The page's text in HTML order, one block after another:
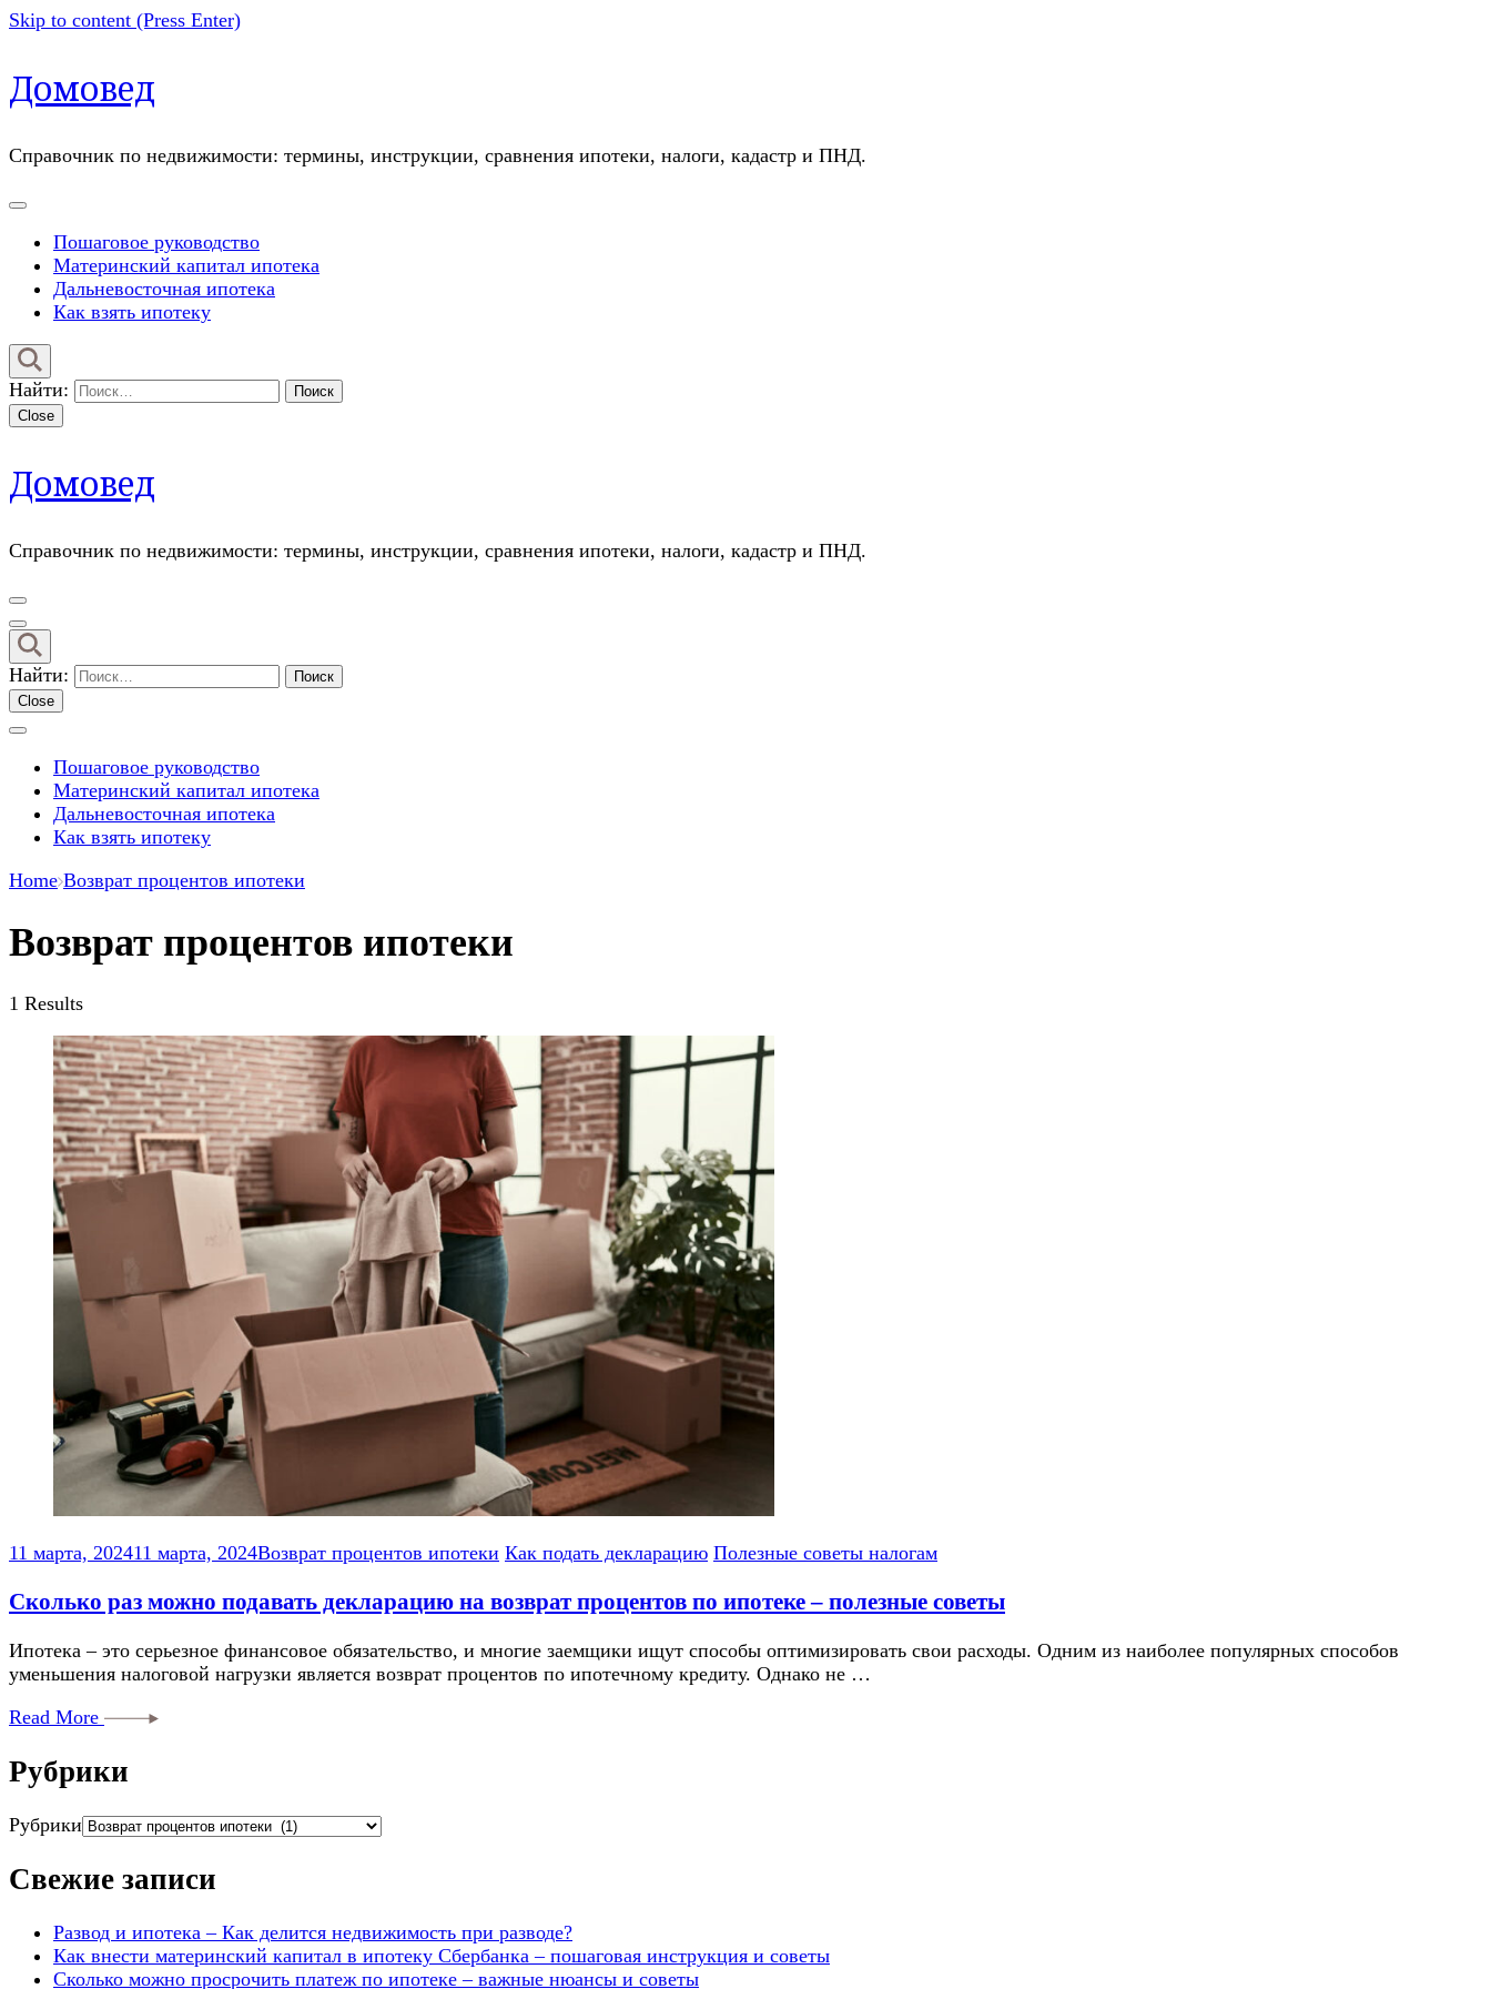
Skip to content (Press Enter)
Домовед
Справочник по недвижимости: термины, инструкции, сравнения ипотеки, налоги, кадастр и ПНД.
Пошаговое руководство
Материнский капитал ипотека
Дальневосточная ипотека
Как взять ипотеку
Найти:
Close
Домовед
Справочник по недвижимости: термины, инструкции, сравнения ипотеки, налоги, кадастр и ПНД.
Найти:
Close
Пошаговое руководство
Материнский капитал ипотека
Дальневосточная ипотека
Как взять ипотеку
Home Возврат процентов ипотеки
Возврат процентов ипотеки
1 Results
11 марта, 202411 марта, 2024Возврат процентов ипотеки Как подать декларацию Полезные советы налогам
Сколько раз можно подавать декларацию на возврат процентов по ипотеке – полезные советы
Ипотека – это серьезное финансовое обязательство, и многие заемщики ищут способы оптимизировать свои расходы. Одним из наиболее популярных способов
уменьшения налоговой нагрузки является возврат процентов по ипотечному кредиту. Однако не …
Read More
Рубрики
Рубрики
Свежие записи
Развод и ипотека – Как делится недвижимость при разводе?
Как внести материнский капитал в ипотеку Сбербанка – пошаговая инструкция и советы
Сколько можно просрочить платеж по ипотеке – важные нюансы и советы